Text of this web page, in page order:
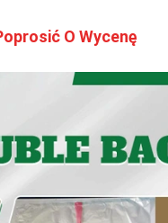
O Wycenę